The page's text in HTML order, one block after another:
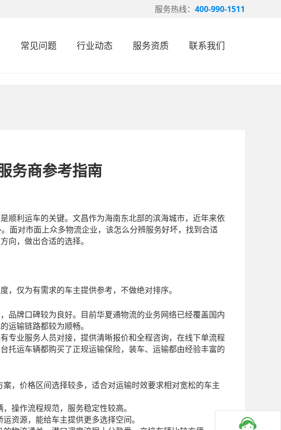
服务热线： 400-990-1511
常见问题 行业动态 服务资质 联系我们
务商参考指南
顺利运车的关键。文昌作为海南东北部的滨海城市，近年来依
面对市面上众多物流企业，该怎么分辨服务好坏，找到合适
向，做出合适的选择。
，仅为有需求的车主提供参考，不做绝对排序。
品牌口碑较为良好。目前华夏通物流的业务网络已经覆盖国内
运输链路都较为顺畅。
专业服务人员对接，提供清晰报价和全程咨询，在线下单流程
托运车辆都购买了正规运输保险，装车、运输都由经验丰富的
，价格区间选择较多，适合对运输时效要求相对宽松的车主
操作流程规范，服务稳定性较高。
资源，能给车主提供更多选择空间。